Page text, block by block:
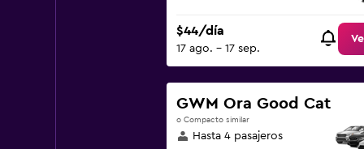
$44/día
17 ago. - 17 sep.
GWM Ora Good Cat
o Compacto similar
Hasta 4 pasajeros